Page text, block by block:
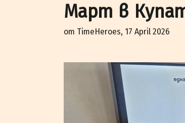
Март в
от TimeHeroes, 17 April 2026